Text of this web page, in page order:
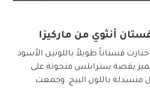
أنثوي من ماركيزا
فستاناً طويلاً باللونين الأسود
تميز بقصة سترابلس منحوتة على
منسدلة باللون البيج. وجمعت